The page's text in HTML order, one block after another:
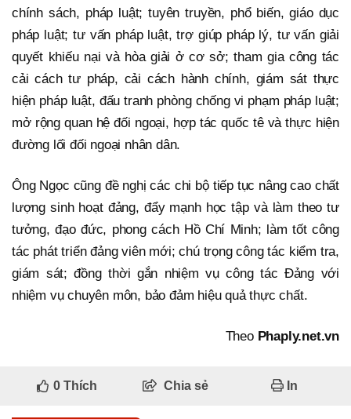
chính sách, pháp luật; tuyên truyền, phổ biến, giáo dục
pháp luật; tư vấn pháp luật, trợ giúp pháp lý, tư vấn giải
quyết khiếu nại và hòa giải ở cơ sở; tham gia công tác
cải cách tư pháp, cải cách hành chính, giám sát thực
hiện pháp luật, đấu tranh phòng chống vi phạm pháp luật;
mở rộng quan hệ đối ngoại, hợp tác quốc tê và thực hiện
đường lối đối ngoại nhân dân.
Ông Ngọc cũng đề nghị các chi bộ tiếp tục nâng cao chất
lượng sinh hoạt đảng, đẩy mạnh học tập và làm theo tư
tưởng, đạo đức, phong cách Hồ Chí Minh; làm tốt công
tác phát triển đảng viên mới; chú trọng công tác kiểm tra,
giám sát; đồng thời gắn nhiệm vụ công tác Đảng với
nhiệm vụ chuyên môn, bảo đảm hiệu quả thực chất.
TheoPhaply.net.vn
0Thích Chia sẻ In